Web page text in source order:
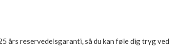
års reservedelsgaranti, så du kan føle dig tryg ved